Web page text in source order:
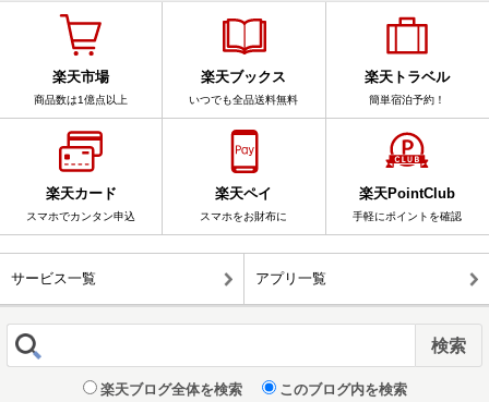
楽天市場
商品数は1億点以上
楽天ブックス
いつでも全品送料無料
楽天トラベル
簡単宿泊予約！
楽天カード
スマホでカンタン申込
楽天ペイ
スマホをお財布に
楽天PointClub
手軽にポイントを確認
サービス一覧 アプリ一覧
楽天ブログ全体を検索 このブログ内を検索